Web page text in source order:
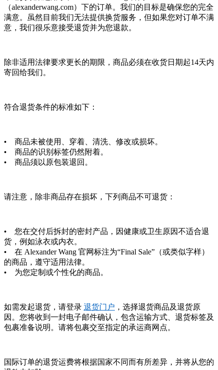
（alexanderwang.com）下的订单。我们的目标是确保您的完全
满意。虽然目前我们无法提供换货服务，但如果您对订单不满
意，我们很乐意接受退货并为您退款。
除非适用法律要求更长的期限，商品必须在收货日期起14天内
寄回给我们。
符合退货条件的标准如下：
• 商品未被使用、穿着、清洗、修改或损坏。
• 商品的识别标签仍然附着。
• 商品须以原包装退回。
请注意，除非商品存在损坏，下列商品不可退货：
• 您在交付后拆封的密封产品，因健康或卫生原因不适合退
货，例如泳衣或内衣。
• 在 Alexander Wang 官网标注为“Final Sale”（或类似字样）
的商品，遵守适用法律。
• 为您定制或个性化的商品。
如需发起退货，请登录 退货门户 ，选择退货商品及退货原
因。您将收到一封电子邮件确认，包含运输方式、退货标签及
包裹准备说明。请将包裹交至指定的承运商网点。
国际订单的退货运费将根据国家不同而有所差异，并将从您的